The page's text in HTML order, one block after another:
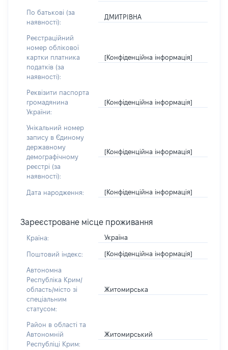
По батькові (за
наявності):
ДМИТРІВНА
Реєстраційний
номер облікової
картки платника
податків (за
наявності):
[Конфіденційна інформація]
Реквізити паспорта
громадянина
України:
[Конфіденційна інформація]
Унікальний номер
запису в Єдиному
державному
демографічному
реєстрі (за
наявності):
[Конфіденційна інформація]
Дата народження: [Конфіденційна інформація]
Зареєстроване місце проживання
Країна: Україна
Поштовий індекс: [Конфіденційна інформація]
Автономна
Республіка Крим/
область/місто зі
спеціальним
статусом:
Житомирська
Район в області та
Автономній
Республіці Крим:
Житомирський